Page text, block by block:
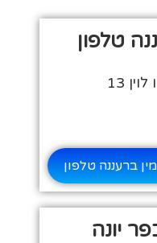
טלפון
13
ברעננה טלפון
יונה